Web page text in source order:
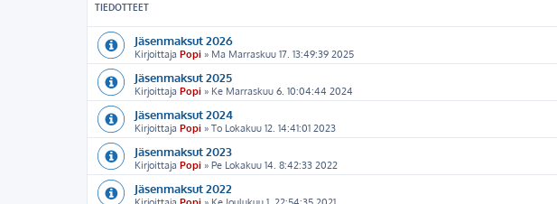
TIEDOTTEET
Jäsenmaksut 2026
Kirjoittaja Popi » Ma Marraskuu 17. 13:49:39 2025
Jäsenmaksut 2025
Kirjoittaja Popi » Ke Marraskuu 6. 10:04:44 2024
Jäsenmaksut 2024
Kirjoittaja Popi » To Lokakuu 12. 14:41:01 2023
Jäsenmaksut 2023
Kirjoittaja Popi » Pe Lokakuu 14. 8:42:33 2022
Jäsenmaksut 2022